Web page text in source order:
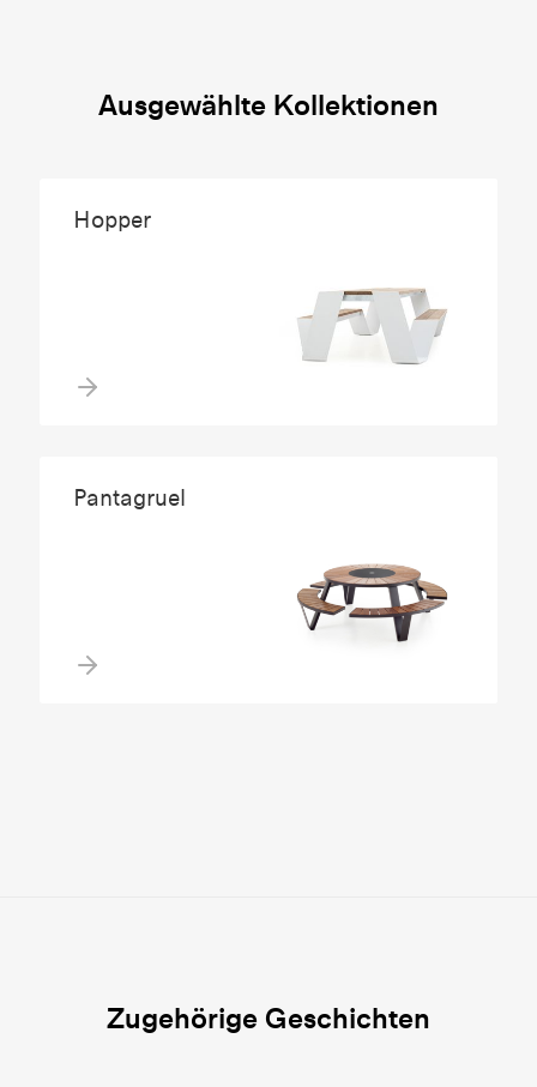
Ausgewählte Kollektionen
Hopper
Pantagruel
Zugehörige Geschichten